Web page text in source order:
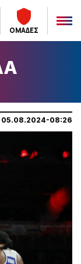
ΟΜΑΔΕΣ
05.08.2024-08:26